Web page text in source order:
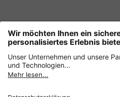
Weitere Onlineshops